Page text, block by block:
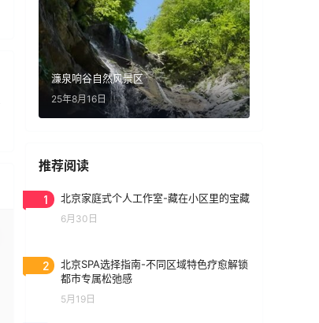
濂泉响谷自然风景区
25年8月16日
推荐阅读
1 北京家庭式个人工作室-藏在小区里的宝藏
6月30日
2
北京SPA选择指南-不同区域特色疗愈解锁
都市专属松弛感
5月19日